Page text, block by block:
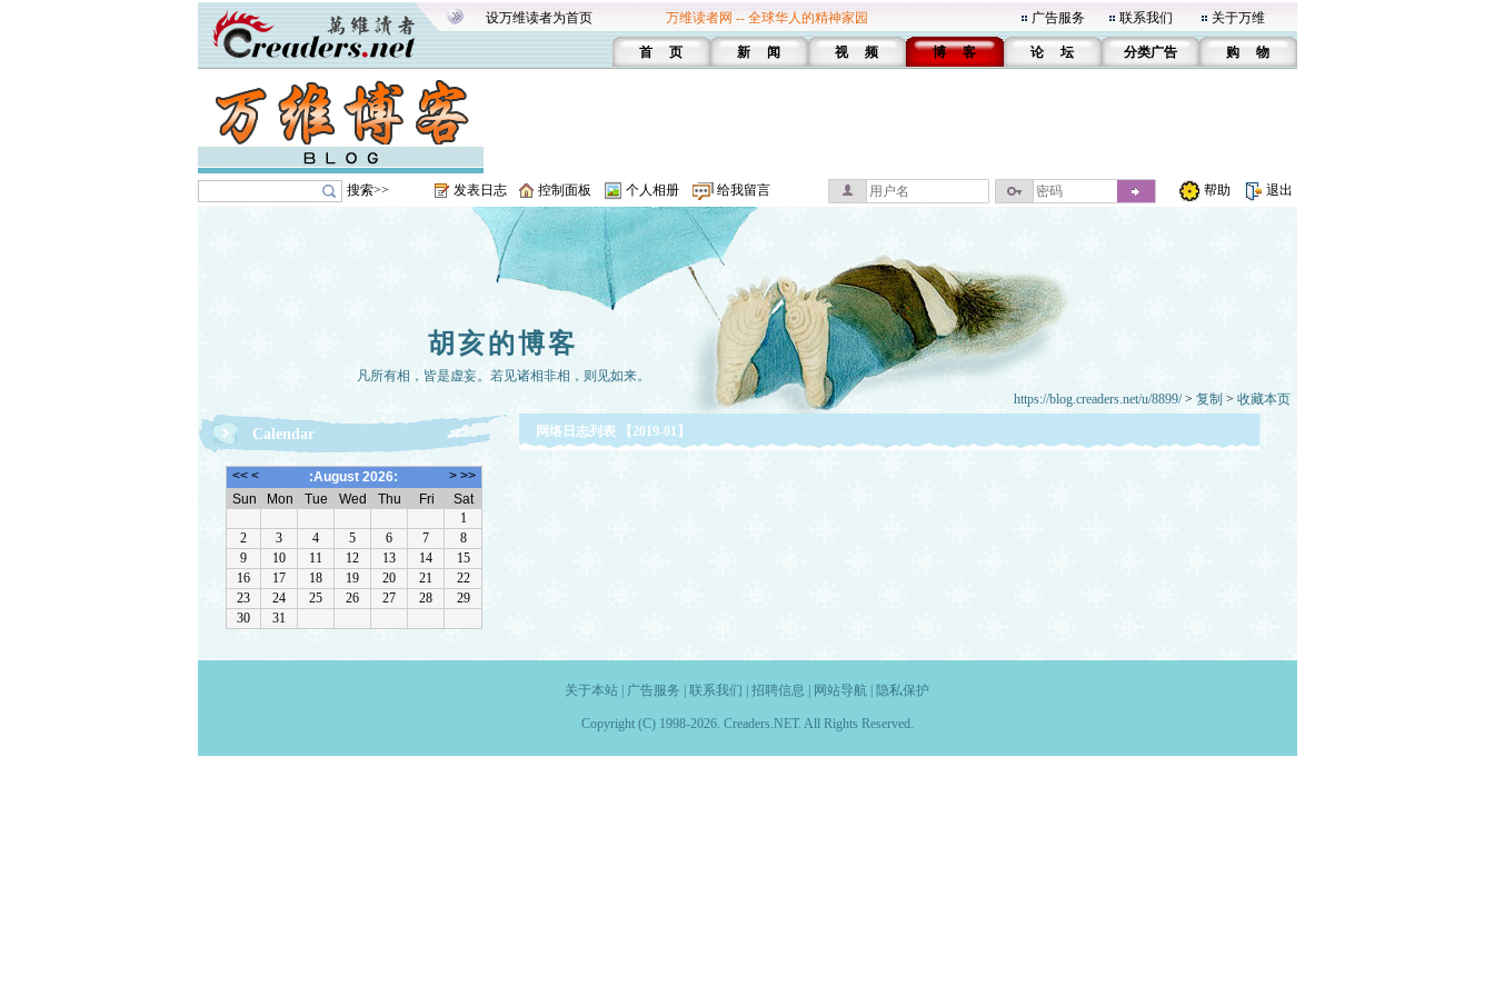
设万维读者为首页 万维读者网 -- 全球华人的精神家园 广告服务 联系我们 关于万维
首 页 新 闻 视 频 博 客 论 坛 分类广告 购 物
搜索>> 发表日志 控制面板 个人相册 给我留言 帮助 退出
胡亥的博客
凡所有相，皆是虚妄。若见诸相非相，则见如来。
https://blog.creaders.net/u/8899/> 复制 > 收藏本页
Calendar 网络日志列表 【2019-01】
关于本站 广告服务 联系我们 招聘信息 网站导航 隐私保护
Copyright (C) 1998-2026. Creaders.NET. All Rights Reserved.